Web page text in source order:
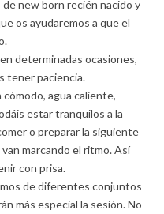
new born recién nacido y
os ayudaremos a que el
determinadas ocasiones,
tener paciencia.
agua caliente,
estar tranquilos a la
o preparar la siguiente
marcando el ritmo. Así
con prisa.
de diferentes conjuntos
más especial la sesión. No